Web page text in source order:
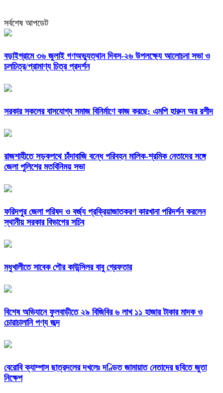
সর্বশেষ আপডেট
বড়াইগ্রামে ৩৬ জুলাই গণঅভ্যুত্থান দিবস-২৬ উপলক্ষ্যে আলোচনা সভা ও
চলচিত্র/প্রামাণ্য চিত্র প্রদর্শন
সরকার সকলের বাসযোগ্য সমাজ বিনির্মাণে কাজ করছে: এমপি হারুন অর রশীদ
রাজশাহীতে সড়কপথে চাঁদাবাজি বন্ধে পরিবহন মালিক-শ্রমিক নেতাদের সঙ্গে
জেলা পুলিশের মতবিনিময় সভা
ফরিদপুর জেলা পরিষদ ও বর্জ্য প্রক্রিয়াজাতকরণ কারখানা পরিদর্শন করলেন
স্থানীয় সরকার বিভাগের সচিব
মধুখালীতে সাবেক পৌর কাউন্সিলর বাবু গ্রেফতার
বিশেষ অভিযানে ফুলবাড়ীতে ২৯ বিজিবির ৬ লাখ ১১ হাজার টাকার মাদক ও
চোরাচালানি পণ্য জব্দ
বেরোবি ক্যাম্পাস ছাত্রদলের দখলেঃ দণ্ডিত জামায়াত নেতাদের ছবিতে জুতা
নিক্ষেপ